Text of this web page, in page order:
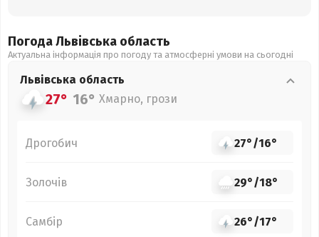
Погода Львівська область
Актуальна інформація про погоду та атмосферні умови на сьогодні
Львівська область
27° 16° Хмарно, грози
Дрогобич 27°/16°
Золочів 29°/18°
Самбір 26°/17°